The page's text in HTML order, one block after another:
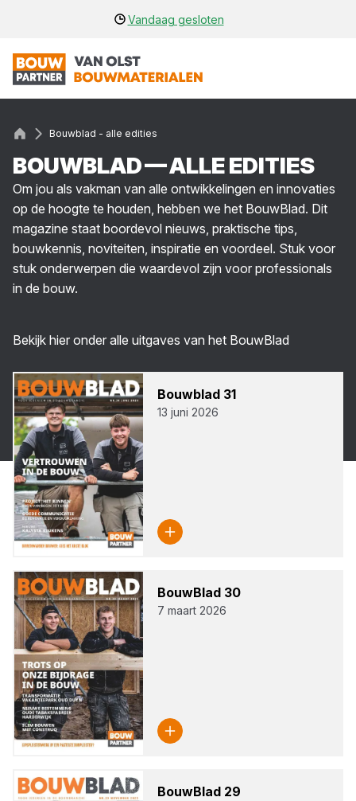
Vandaag gesloten
Bouwblad - alle edities
BOUW­BLAD — ALLE EDI­TIES
Om jou als vakman van alle ontwikkelingen en innovaties
op de hoogte te houden, hebben we het BouwBlad. Dit
magazine staat boordevol nieuws, praktische tips,
bouwkennis, noviteiten, inspiratie en voordeel. Stuk voor
stuk onderwerpen die waardevol zijn voor professionals
in de bouw.
Bekijk hier onder alle uitgaves van het BouwBlad
Bouw­blad 31
13 juni 2026
Bouw­Blad 30
7 maart 2026
Bouw­Blad 29